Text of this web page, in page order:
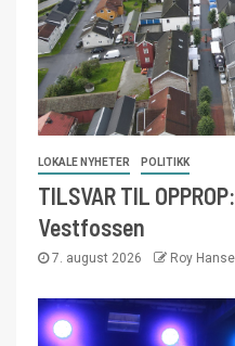
LOKALE NYHETER POLITIKK
TILSVAR TIL
Vestfossen
7. august 2026 Roy